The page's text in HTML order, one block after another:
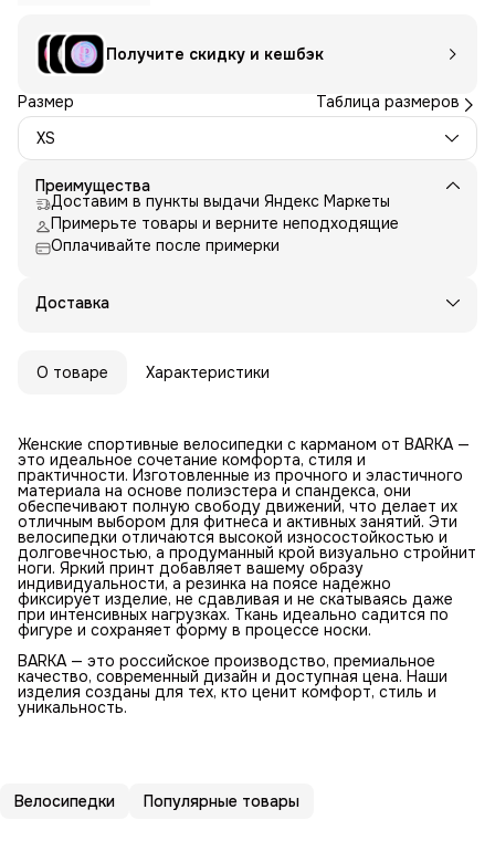
Получите скидку и кешбэк
Размер
Таблица размеров
XS
Преимущества
Доставим в пункты выдачи Яндекс Маркеты
Примерьте товары и верните неподходящие
Оплачивайте после примерки
Доставка
О товаре Характеристики
Женские спортивные велосипедки с карманом от BARKA —
это идеальное сочетание комфорта, стиля и
практичности. Изготовленные из прочного и эластичного
материала на основе полиэстера и спандекса, они
обеспечивают полную свободу движений, что делает их
отличным выбором для фитнеса и активных занятий. Эти
велосипедки отличаются высокой износостойкостью и
долговечностью, а продуманный крой визуально стройнит
ноги. Яркий принт добавляет вашему образу
индивидуальности, а резинка на поясе надежно
фиксирует изделие, не сдавливая и не скатываясь даже
при интенсивных нагрузках. Ткань идеально садится по
фигуре и сохраняет форму в процессе носки.
BARKA — это российское производство, премиальное
качество, современный дизайн и доступная цена. Наши
изделия созданы для тех, кто ценит комфорт, стиль и
уникальность.
Велосипедки Популярные товары